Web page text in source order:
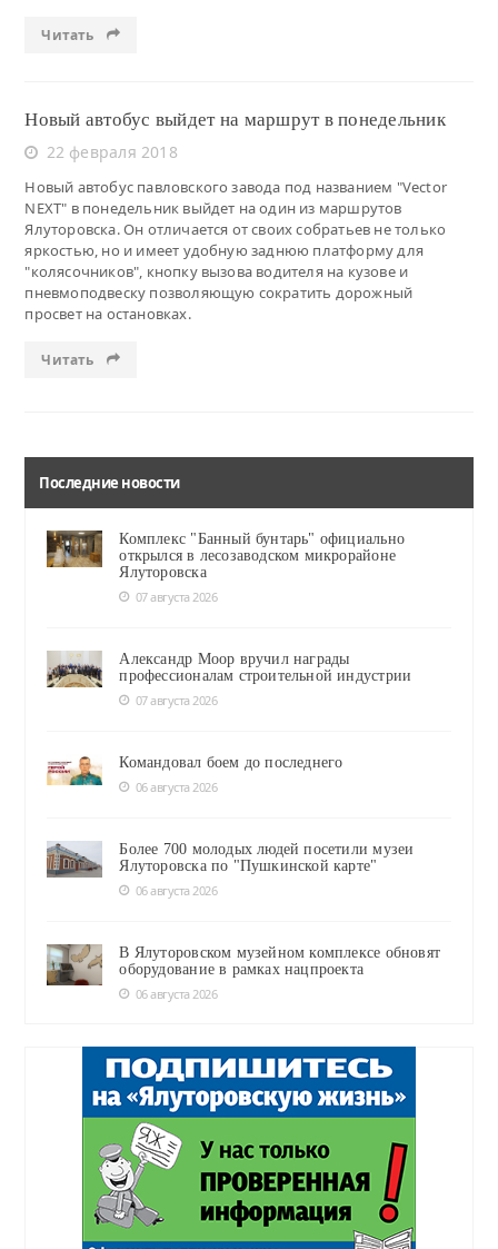
Читать
Новый автобус выйдет на маршрут в понедельник
22 февраля 2018
Новый автобус павловского завода под названием "Vector
NEXT" в понедельник выйдет на один из маршрутов
Ялуторовска. Он отличается от своих собратьев не только
яркостью, но и имеет удобную заднюю платформу для
"колясочников", кнопку вызова водителя на кузове и
пневмоподвеску позволяющую сократить дорожный
просвет на остановках.
Читать
Последние новости
Комплекс "Банный бунтарь" официально
открылся в лесозаводском микрорайоне
Ялуторовска
07 августа 2026
Александр Моор вручил награды
профессионалам строительной индустрии
07 августа 2026
Командовал боем до последнего
06 августа 2026
Более 700 молодых людей посетили музеи
Ялуторовска по "Пушкинской карте"
06 августа 2026
В Ялуторовском музейном комплексе обновят
оборудование в рамках нацпроекта
06 августа 2026